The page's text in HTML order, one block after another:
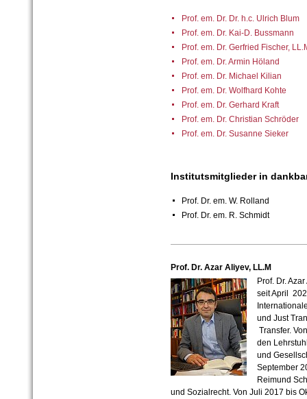
Prof. em. Dr. Dr. h.c. Ulrich Blum
Prof. em. Dr. Kai-D. Bussmann
Prof. em. Dr. Gerfried Fischer,
Prof. em. Dr. Armin Höland
Prof. em. Dr. Michael Kilian
Prof. em. Dr. Wolfhard Kohte
Prof. em. Dr. Gerhard Kraft
Prof. em. Dr. Christian Schröder
Prof. em. Dr. Susanne Sieker
Institutsmitglieder in
Prof. Dr. em. W. Rolland
Prof. Dr. em. R. Schmidt
Prof. Dr. Azar Aliyev, LL.M
Prof. Dr.
seit April
und Just
Transfer.
den
und
September
Reimund
und Sozialrecht. Von Juli 2017 bis